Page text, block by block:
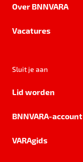
Over BNNVARA
Vacatures
Sluit je aan
Lid worden
BNNVARA-account
VARAgids